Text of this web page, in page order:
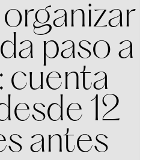
paso a
cuenta
12
antes